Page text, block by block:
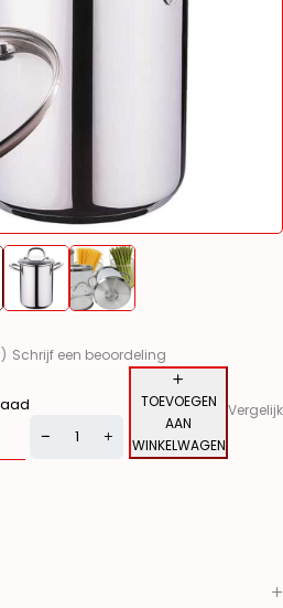
Schrijf een beoordeling
TOEVOEGEN
AAN
WINKELWAGEN
Vergelijk